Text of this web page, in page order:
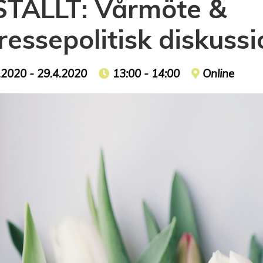
Vårmöte &
date- 29.4.2020 Event time
13:00 - 14:00 Event
Online